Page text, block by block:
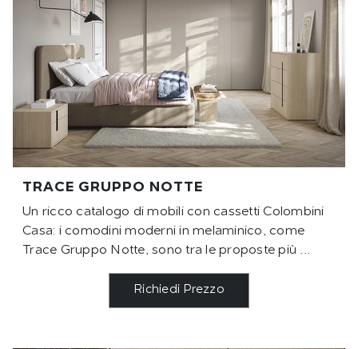
TRACE GRUPPO NOTTE
Un ricco catalogo di mobili con cassetti Colombini
Casa: i comodini moderni in melaminico, come
Trace Gruppo Notte, sono tra le proposte più ...
Richiedi Prezzo